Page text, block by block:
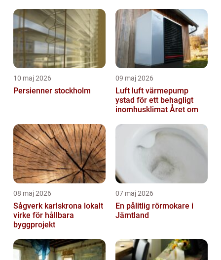
10 maj 2026
Persienner stockholm
09 maj 2026
Luft luft värmepump
ystad för ett behagligt
inomhusklimat Året om
08 maj 2026
Sågverk karlskrona lokalt
virke för hållbara
byggprojekt
07 maj 2026
En pålitlig rörmokare i
Jämtland